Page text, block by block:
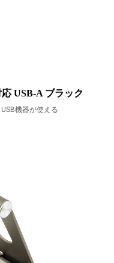
USB-A ブラック
機器が使える